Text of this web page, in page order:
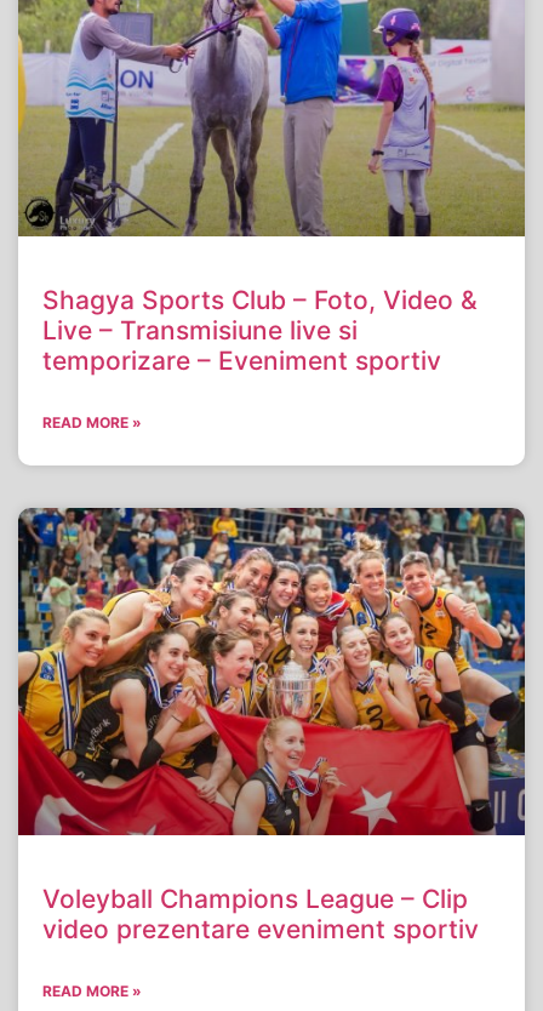
Shagya Sports Club – Foto, Video &
Live – Transmisiune live si
temporizare – Eveniment sportiv
READ MORE »
Voleyball Champions League – Clip
video prezentare eveniment sportiv
READ MORE »